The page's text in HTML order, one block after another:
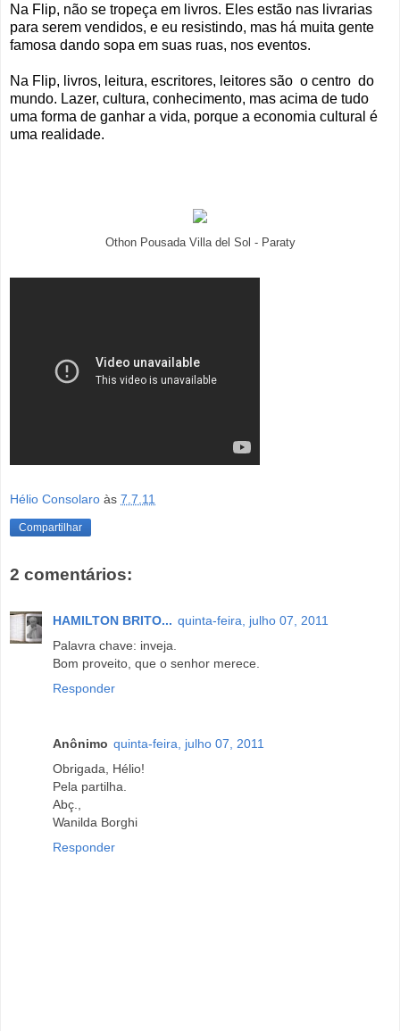
Na Flip, não se tropeça em livros. Eles estão nas livrarias
para serem vendidos, e eu resistindo, mas há muita gente
famosa dando sopa em suas ruas, nos eventos.
Na Flip, livros, leitura, escritores, leitores são o centro do
mundo. Lazer, cultura, conhecimento, mas acima de tudo
uma forma de ganhar a vida, porque a economia cultural é
uma realidade.
Othon Pousada Villa del Sol - Paraty
Hélio Consolaro às 7.7.11
Compartilhar
2 comentários:
HAMILTON BRITO... quinta-feira, julho 07, 2011
Palavra chave: inveja.
Bom proveito, que o senhor merece.
Responder
Anônimo quinta-feira, julho 07, 2011
Obrigada, Hélio!
Pela partilha.
Abç.,
Wanilda Borghi
Responder